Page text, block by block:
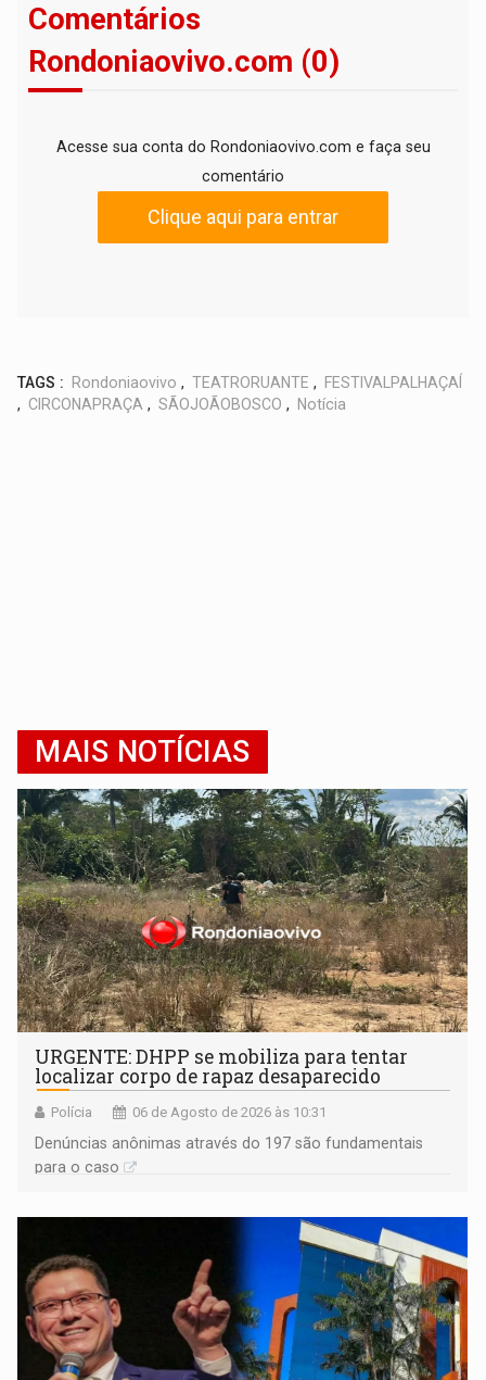
Comentários
Rondoniaovivo.com (0)
Acesse sua conta do Rondoniaovivo.com e faça seu
comentário
Clique aqui para entrar
TAGS : Rondoniaovivo , TEATRORUANTE ,
FESTIVALPALHAÇAÍ
, CIRCONAPRAÇA , SÃOJOÃOBOSCO , Notícia
MAIS NOTÍCIAS
URGENTE: DHPP se mobiliza para tentar
localizar corpo de rapaz desaparecido
Polícia 06 de Agosto de 2026 às 10:31
Denúncias anônimas através do 197 são fundamentais
para o caso